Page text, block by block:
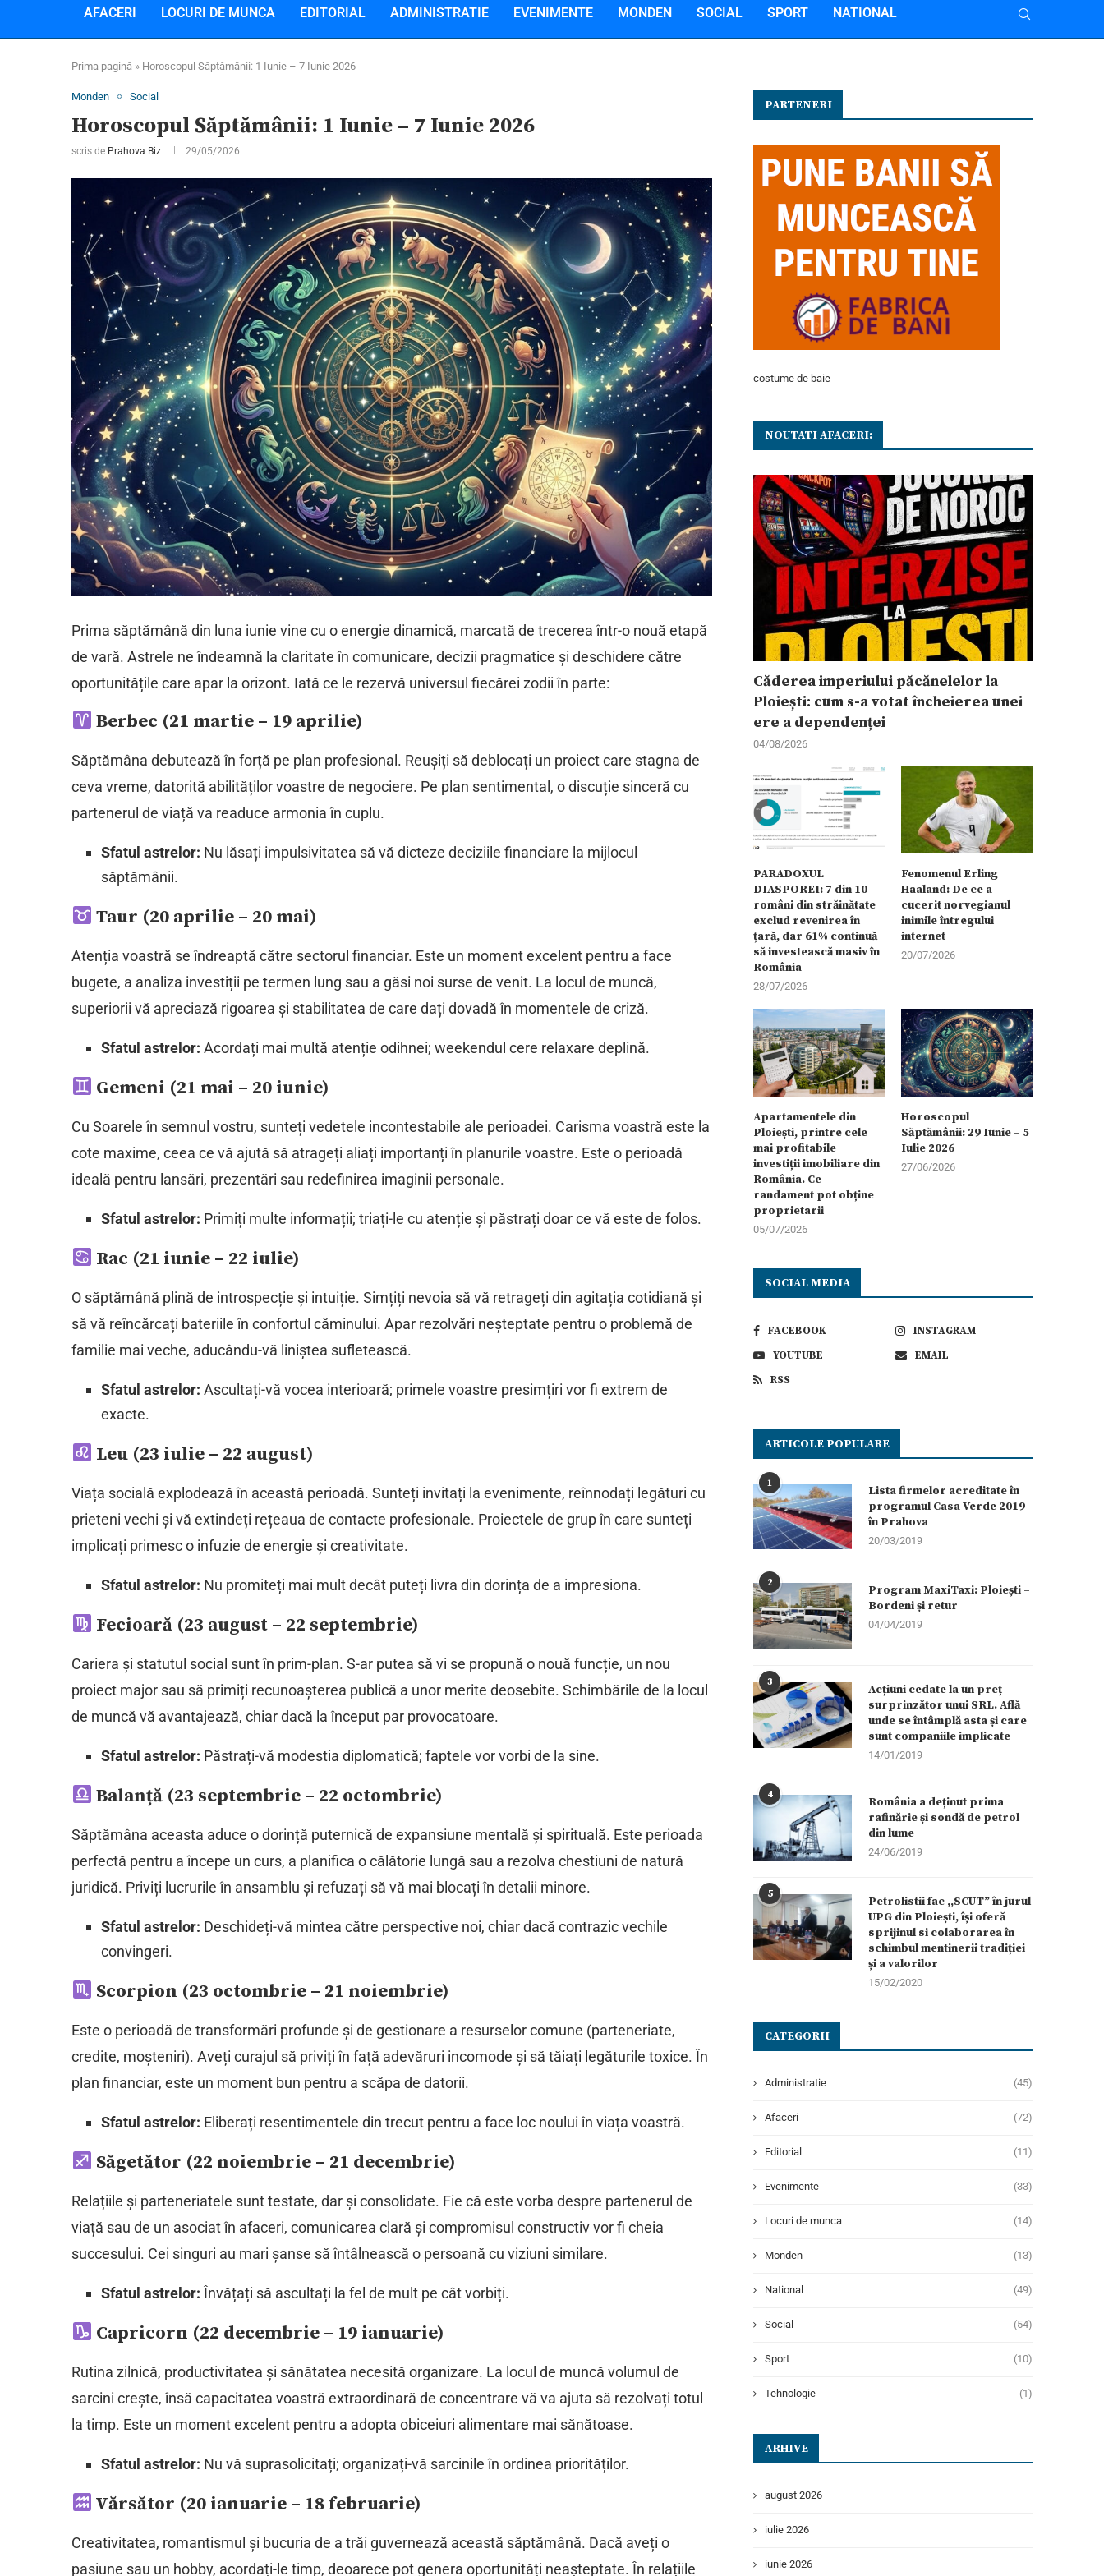
AFACERI LOCURI DE MUNCA EDITORIAL ADMINISTRATIE EVENIMENTE MONDEN SOCIAL SPORT NATIONAL
Prima pagină » Horoscopul Săptămânii: 1 Iunie – 7 Iunie 2026
Monden Social
Horoscopul Săptămânii: 1 Iunie – 7 Iunie 2026
scris de Prahova Biz 29/05/2026
Prima săptămână din luna iunie vine cu o energie dinamică, marcată de trecerea într-o nouă etapă
de vară. Astrele ne îndeamnă la claritate în comunicare, decizii pragmatice și deschidere către
oportunitățile care apar la orizont. Iată ce le rezervă universul fiecărei zodii în parte:
Berbec (21 martie – 19 aprilie)
Săptămâna debutează în forță pe plan profesional. Reușiți să deblocați un proiect care stagna de
ceva vreme, datorită abilităților voastre de negociere. Pe plan sentimental, o discuție sinceră cu
partenerul de viață va readuce armonia în cuplu.
Sfatul astrelor: Nu lăsați impulsivitatea să vă dicteze deciziile financiare la mijlocul
săptămânii.
Taur (20 aprilie – 20 mai)
Atenția voastră se îndreaptă către sectorul financiar. Este un moment excelent pentru a face
bugete, a analiza investiții pe termen lung sau a găsi noi surse de venit. La locul de muncă,
superiorii vă apreciază rigoarea și stabilitatea de care dați dovadă în momentele de criză.
Sfatul astrelor: Acordați mai multă atenție odihnei; weekendul cere relaxare deplină.
Gemeni (21 mai – 20 iunie)
Cu Soarele în semnul vostru, sunteți vedetele incontestabile ale perioadei. Carisma voastră este la
cote maxime, ceea ce vă ajută să atrageți aliați importanți în planurile voastre. Este o perioadă
ideală pentru lansări, prezentări sau redefinirea imaginii personale.
Sfatul astrelor: Primiți multe informații; triați-le cu atenție și păstrați doar ce vă este de folos.
Rac (21 iunie – 22 iulie)
O săptămână plină de introspecție și intuiție. Simțiți nevoia să vă retrageți din agitația cotidiană și
să vă reîncărcați bateriile în confortul căminului. Apar rezolvări neșteptate pentru o problemă de
familie mai veche, aducându-vă liniștea sufletească.
Sfatul astrelor: Ascultați-vă vocea interioară; primele voastre presimțiri vor fi extrem de
exacte.
Leu (23 iulie – 22 august)
Viața socială explodează în această perioadă. Sunteți invitați la evenimente, reînnodați legături cu
prieteni vechi și vă extindeți rețeaua de contacte profesionale. Proiectele de grup în care sunteți
implicați primesc o infuzie de energie și creativitate.
Sfatul astrelor: Nu promiteți mai mult decât puteți livra din dorința de a impresiona.
Fecioară (23 august – 22 septembrie)
Cariera și statutul social sunt în prim-plan. S-ar putea să vi se propună o nouă funcție, un nou
proiect major sau să primiți recunoașterea publică a unor merite deosebite. Schimbările de la locul
de muncă vă avantajează, chiar dacă la început par provocatoare.
Sfatul astrelor: Păstrați-vă modestia diplomatică; faptele vor vorbi de la sine.
Balanță (23 septembrie – 22 octombrie)
Săptămâna aceasta aduce o dorință puternică de expansiune mentală și spirituală. Este perioada
perfectă pentru a începe un curs, a planifica o călătorie lungă sau a rezolva chestiuni de natură
juridică. Priviți lucrurile în ansamblu și refuzați să vă mai blocați în detalii minore.
Sfatul astrelor: Deschideți-vă mintea către perspective noi, chiar dacă contrazic vechile
convingeri.
Scorpion (23 octombrie – 21 noiembrie)
Este o perioadă de transformări profunde și de gestionare a resurselor comune (parteneriate,
credite, moșteniri). Aveți curajul să priviți în față adevăruri incomode și să tăiați legăturile toxice. În
plan financiar, este un moment bun pentru a scăpa de datorii.
Sfatul astrelor: Eliberați resentimentele din trecut pentru a face loc noului în viața voastră.
Săgetător (22 noiembrie – 21 decembrie)
Relațiile și parteneriatele sunt testate, dar și consolidate. Fie că este vorba despre partenerul de
viață sau de un asociat în afaceri, comunicarea clară și compromisul constructiv vor fi cheia
succesului. Cei singuri au mari șanse să întâlnească o persoană cu viziuni similare.
Sfatul astrelor: Învățați să ascultați la fel de mult pe cât vorbiți.
Capricorn (22 decembrie – 19 ianuarie)
Rutina zilnică, productivitatea și sănătatea necesită organizare. La locul de muncă volumul de
sarcini crește, însă capacitatea voastră extraordinară de concentrare vă va ajuta să rezolvați totul
la timp. Este un moment excelent pentru a adopta obiceiuri alimentare mai sănătoase.
Sfatul astrelor: Nu vă suprasolicitați; organizați-vă sarcinile în ordinea priorităților.
Vărsător (20 ianuarie – 18 februarie)
Creativitatea, romantismul și bucuria de a trăi guvernează această săptămână. Dacă aveți o
pasiune sau un hobby, acordați-le timp, deoarece pot genera oportunități neașteptate. În relațiile
PARTENERI
costume de baie
NOUTATI AFACERI:
Căderea imperiului păcănelelor la
Ploiești: cum s-a votat încheierea unei
ere a dependenței
04/08/2026
PARADOXUL
DIASPOREI: 7 din 10
români din străinătate
exclud revenirea în
țară, dar 61% continuă
să investească masiv în
România
28/07/2026
Fenomenul Erling
Haaland: De ce a
cucerit norvegianul
inimile întregului
internet
20/07/2026
Apartamentele din
Ploiești, printre cele
mai profitabile
investiții imobiliare din
România. Ce
randament pot obține
proprietarii
05/07/2026
Horoscopul
Săptămânii: 29 Iunie – 5
Iulie 2026
27/06/2026
SOCIAL MEDIA
FACEBOOK
INSTAGRAM
YOUTUBE
EMAIL
RSS
ARTICOLE POPULARE
1
Lista firmelor acreditate în
programul Casa Verde 2019
în Prahova
20/03/2019
2
Program MaxiTaxi: Ploiești –
Bordeni și retur
04/04/2019
3
Acțiuni cedate la un preț
surprinzător unui SRL. Află
unde se întâmplă asta și care
sunt companiile implicate
14/01/2019
4
România a deținut prima
rafinărie și sondă de petrol
din lume
24/06/2019
5
Petrolistii fac ,,SCUT” în jurul
UPG din Ploiești, își oferă
sprijinul si colaborarea în
schimbul mentinerii tradiției
și a valorilor
15/02/2020
CATEGORII
Administratie (45)
Afaceri (72)
Editorial (11)
Evenimente (33)
Locuri de munca (14)
Monden (13)
National (49)
Social (54)
Sport (10)
Tehnologie (1)
ARHIVE
august 2026
iulie 2026
iunie 2026